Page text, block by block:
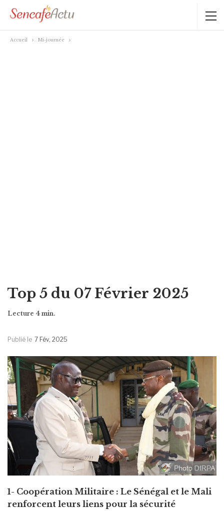
Accueil Mi-journée
Top 5 du 07 Février 2025
Publié le 7 Fév, 2025
1- Coopération Militaire : Le Sénégal et le Mali
renforcent leurs liens pour la sécurité